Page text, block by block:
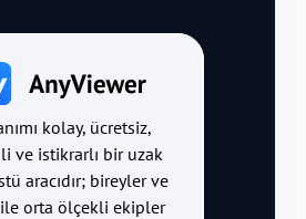
kolay, ücretsiz,
ve istikrarlı bir uzak
aracıdır; bireyler ve
orta ölçekli ekipler